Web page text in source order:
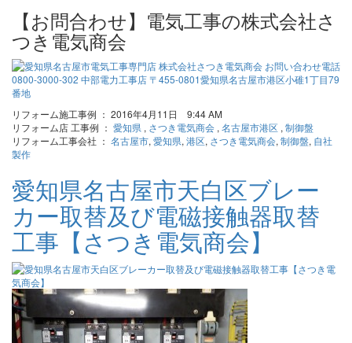
【お問合わせ】電気工事の株式会社さ
つき電気商会
リフォーム施工事例 ： 2016年4月11日 9:44 AM
リフォーム店 工事例 ： 愛知県 , さつき電気商会 ,名古屋市港区 ,制御盤
リフォーム工事会社 ： 名古屋市,愛知県,港区, さつき電気商会,制御盤, 自社
製作
愛知県名古屋市天白区ブレー
カー取替及び電磁接触器取替
工事【さつき電気商会】